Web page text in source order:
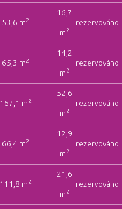
53,6 m2
16,7
m2
rezervováno
65,3 m2
14,2
m2
rezervováno
167,1 m2
52,6
m2
rezervováno
66,4 m2
12,9
m2
rezervováno
111,8 m2
21,6
m2
rezervováno